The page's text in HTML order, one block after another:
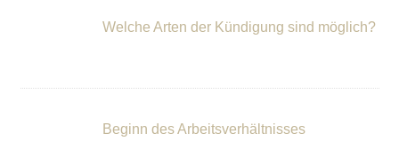
Welche Arten der Kündigung sind möglich?
Beginn des Arbeitsverhältnisses